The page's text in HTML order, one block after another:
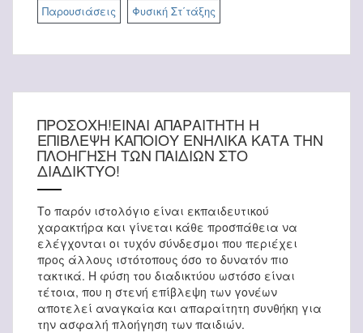
Παρουσιάσεις
Φυσική Στ΄τάξης
ΠΡΟΣΟΧΗ!ΕΙΝΑΙ ΑΠΑΡΑΙΤΗΤΗ Η
ΕΠΙΒΛΕΨΗ ΚΑΠΟΙΟΥ ΕΝΗΛΙΚΑ ΚΑΤΑ ΤΗΝ
ΠΛΟΗΓΗΣΗ ΤΩΝ ΠΑΙΔΙΩΝ ΣΤΟ
ΔΙΑΔΙΚΤΥΟ!
Το παρόν ιστολόγιο είναι εκπαιδευτικού
χαρακτήρα και γίνεται κάθε προσπάθεια να
ελέγχονται οι τυχόν σύνδεσμοι που περιέχει
προς άλλους ιστότοπους όσο το δυνατόν πιο
τακτικά. Η φύση του διαδικτύου ωστόσο είναι
τέτοια, που η στενή επίβλεψη των γονέων
αποτελεί αναγκαία και απαραίτητη συνθήκη για
την ασφαλή πλοήγηση των παιδιών.